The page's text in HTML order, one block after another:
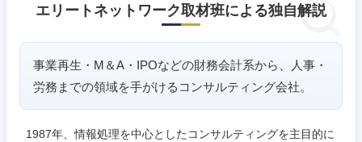
エリートネットワーク取材班による独自解説
事業再生・M＆A・IPOなどの財務会計系から、人事・
労務までの領域を手がけるコンサルティング会社。
1987年、情報処理を中心としたコンサルティングを主目的に